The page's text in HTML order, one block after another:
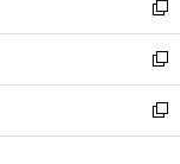
く
で
開
く
ド
ウ
で
開
く
ィ
ン
ド
ウ
で
開
い
ウ
ィ
ン
ド
ウ
新
し
い
ウ
ィ
ン
新
し
い
ウ
新
し